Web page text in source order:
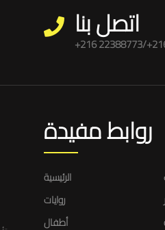
اتصل بنا
+216 22388773/
روابط مفيدة
الرئيسية
روايات
أطفال